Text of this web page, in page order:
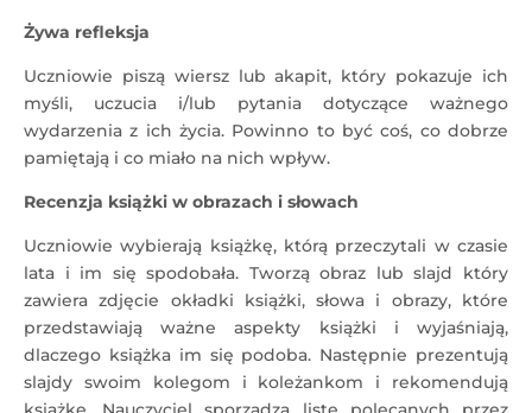
Żywa refleksja
Uczniowie piszą wiersz lub akapit, który pokazuje ich
myśli, uczucia i/lub pytania dotyczące ważnego
wydarzenia z ich życia. Powinno to być coś, co dobrze
pamiętają i co miało na nich wpływ.
Recenzja książki w obrazach i słowach
Uczniowie wybierają książkę, którą przeczytali w czasie
lata i im się spodobała. Tworzą obraz lub slajd który
zawiera zdjęcie okładki książki, słowa i obrazy, które
przedstawiają ważne aspekty książki i wyjaśniają,
dlaczego książka im się podoba. Następnie prezentują
slajdy swoim kolegom i koleżankom i rekomendują